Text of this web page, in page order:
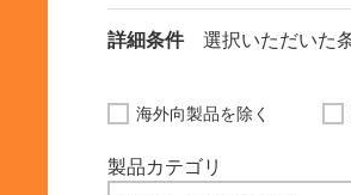
詳細条件 選択いただいた
海外向製品を除く
製品カテゴリ